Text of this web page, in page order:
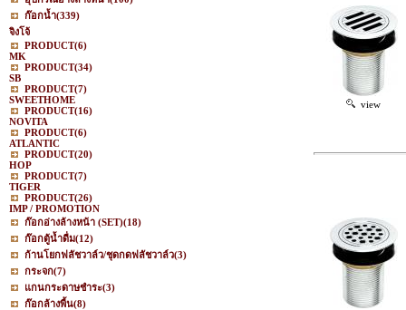
ก๊อกน้ำ(339)
จิงโจ้
PRODUCT(6)
MK
PRODUCT(34)
SB
PRODUCT(7)
SWEETHOME
PRODUCT(16)
NOVITA
PRODUCT(6)
ATLANTIC
PRODUCT(20)
HOP
PRODUCT(7)
TIGER
PRODUCT(26)
IMP / PROMOTION
ก๊อกอ่างล้างหน้า (SET)(18)
ก๊อกตู้น้ำดื่ม(12)
ก้านโยกฟลัชวาล์ว/ชุดกดฟลัชวาล์ว(3)
กระจก(7)
แกนกระดาษชำระ(3)
ก๊อกล้างพื้น(8)
view